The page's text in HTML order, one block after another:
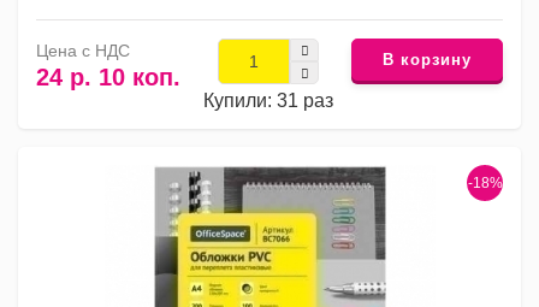
Цена с НДС
24 р. 10 коп.
Купили: 31 раз
В корзину
-18%